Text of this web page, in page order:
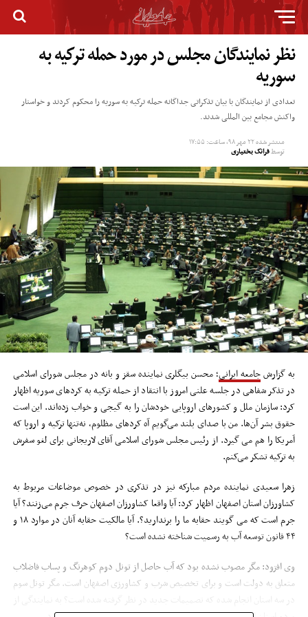
نظر نمایندگان مجلس در مورد حمله ترکیه به
سوریه
تعدادی از نمایندگان با بیان تذکراتی جداگانه حمله ترکیه به سوریه را محکوم کردند و خواستار
واکنش مجامع بین المللی شدند.
منتشر شده۲۲ مهر ۹۸, ساعت: ۱۷:۵۵
توسطفرانک بختیاری
به گزارشجامعه ایرانی؛ محسن بیگلری نماینده سقز و بانه در مجلس شورای اسلامی
در تذکر شفاهی در جلسه علنی امروز با انتقاد از حمله ترکیه به کردهای سوریه اظهار
کرد: سازمان ملل و کشورهای اروپایی خودشان را به گیجی و خواب زده‌اند. این است
حقوق بشر آن‌ها. من با صدای بلند می‌گویم آه کردهای مظلوم، نه‌تنها ترکیه و اروپا که
آمریکا را هم می گیرد. از رئیس مجلس شورای اسلامی آقای لاریجانی برای لغو سفرش
به ترکیه تشکر می‌کنم.
زهرا سعیدی نماینده مردم مبارکه نیز در تذکری در خصوص موضاعات مربوط به
کشاورزان استان اصفهان اظهار کرد: آیا واقعا کشاورزان اصفهان حرف جرم می‌زنند؟ آیا
جرم است که می گویند حقابه ما را برندارید؟. آیا مالکیت حقابه آنان در موارد ۱۸ و
۴۴ قانون توسعه آب به رسمیت شناخته نشده است؟
وی افزود: مگر مصوب نشده بود که آب حاصل از تونل دوم کوهرنگ و پساب فاضلاب
متعلق به دولت است و برای تخصیص شرب و کشاورزی اصفهان است. مگر تونل سوم